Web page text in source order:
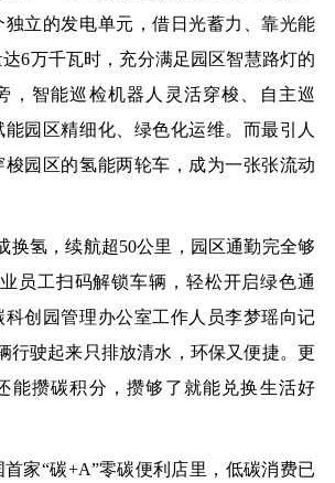
独立的发电单元，借日光蓄力、靠光能
6万千瓦时，充分满足园区智慧路灯的
，智能巡检机器人灵活穿梭、自主巡
能园区精细化、绿色化运维。而最引人
园区的氢能两轮车，成为一张张流动
氢，续航超50公里，园区通勤完全够
员工扫码解锁车辆，轻松开启绿色通
科创园管理办公室工作人员李梦瑶向记
行驶起来只排放清水，环保又便捷。更
能攒碳积分，攒够了就能兑换生活好
“碳+A”零碳便利店里，低碳消费已